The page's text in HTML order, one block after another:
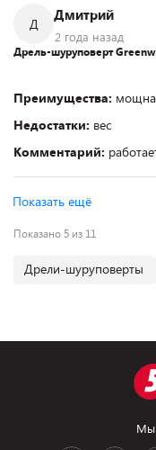
Д
Дмитрий
2 года назад
Дрель-шуруповерт
Преимущества:
Недостатки: вес
Комментарий:
Показать ещё
Показано 5 из 11
Дрели-шуруповерты
Мы